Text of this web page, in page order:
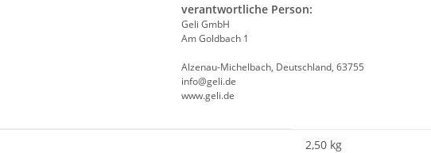
verantwortliche Person:
Geli GmbH
Am Goldbach 1
Alzenau-Michelbach, Deutschland, 63755
info@geli.de
www.geli.de
2,50 kg